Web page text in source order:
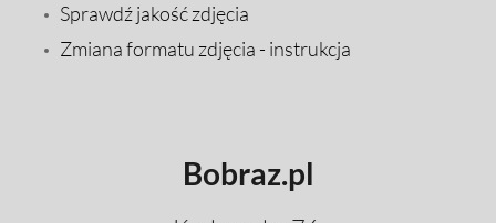
Sprawdź jakość zdjęcia
Zmiana formatu zdjęcia - instrukcja
Bobraz.pl